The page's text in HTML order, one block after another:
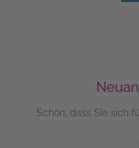
Schön, dass Sie sich